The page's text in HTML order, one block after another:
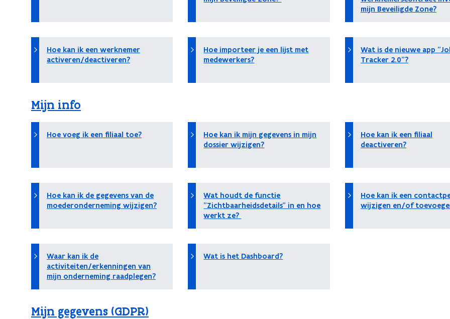
mijn Beveiligde Zone?
Hoe kan ik een werknemer
activeren/deactiveren?
Hoe importeer je een lijst met
medewerkers?
Wat is de nieuwe app
Tracker 2.0"?
Mijn info
Hoe voeg ik een filiaal toe?
Hoe kan ik mijn gegevens in mijn
dossier wijzigen?
Hoe kan ik een filiaal
deactiveren?
Hoe kan ik de gegevens van de
moederonderneming wijzigen?
Wat houdt de functie
"Zichtbaarheidsdetails" in en hoe
werkt ze?
Hoe kan ik een
wijzigen en/of
Waar kan ik de
activiteiten/erkenningen van
mijn onderneming raadplegen?
Wat is het Dashboard?
Mijn gegevens (GDPR)